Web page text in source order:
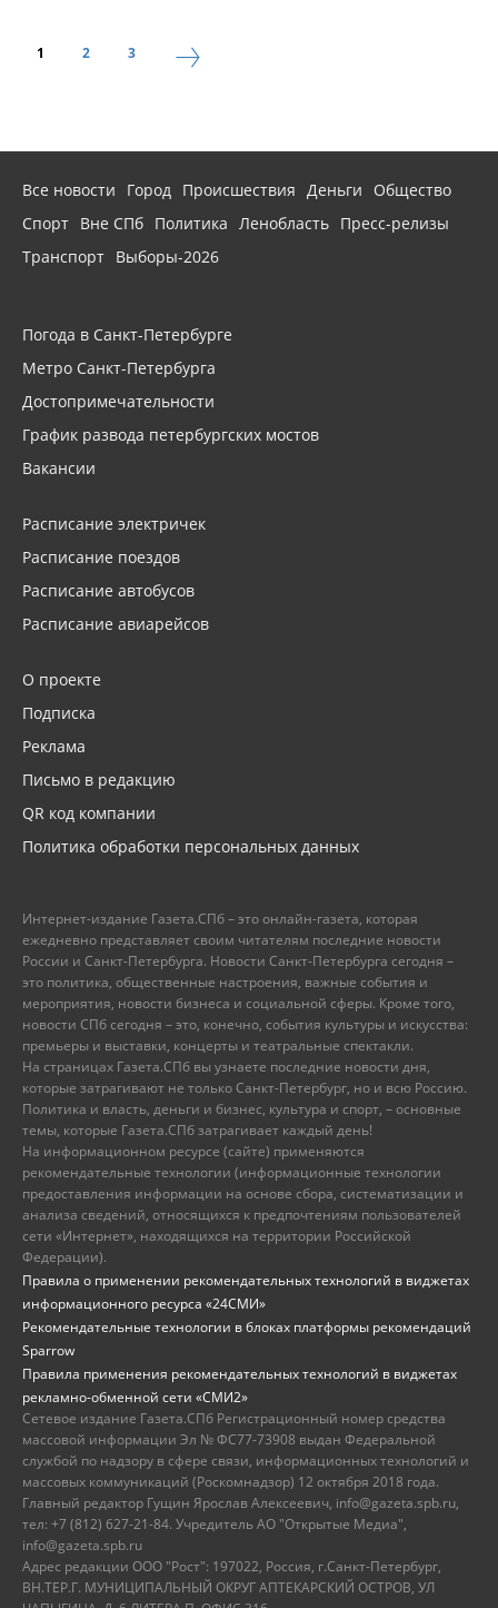
1 2 3
Все новости Город Происшествия Деньги
Общество
Спорт Вне СПб Политика Ленобласть Пресс-релизы
Транспорт Выборы-2026
Погода в Санкт-Петербурге
Метро Санкт-Петербурга
Достопримечательности
График развода петербургских мостов
Вакансии
Расписание электричек
Расписание поездов
Расписание автобусов
Расписание авиарейсов
О проекте
Подписка
Реклама
Письмо в редакцию
QR код компании
Политика обработки персональных данных
Интернет-издание Газета.СПб – это онлайн-газета, которая
ежедневно представляет своим читателям последние новости
России и Санкт-Петербурга. Новости Санкт-Петербурга сегодня –
это политика, общественные настроения, важные события и
мероприятия, новости бизнеса и социальной сферы. Кроме того,
новости СПб сегодня – это, конечно, события культуры и искусства:
премьеры и выставки, концерты и театральные спектакли.
На страницах Газета.СПб вы узнаете последние новости дня,
которые затрагивают не только Санкт-Петербург, но и всю Россию.
Политика и власть, деньги и бизнес, культура и спорт, – основные
темы, которые Газета.СПб затрагивает каждый день!
На информационном ресурсе (сайте) применяются
рекомендательные технологии (информационные технологии
предоставления информации на основе сбора, систематизации и
анализа сведений, относящихся к предпочтениям пользователей
сети «Интернет», находящихся на территории Российской
Федерации).
Правила о применении рекомендательных технологий в виджетах
информационного ресурса «24СМИ»
Рекомендательные технологии в блоках платформы рекомендаций
Sparrow
Правила применения рекомендательных технологий в виджетах
рекламно-обменной сети «СМИ2»
Сетевое издание Газета.СПб Регистрационный номер средства
массовой информации Эл № ФС77-73908 выдан Федеральной
службой по надзору в сфере связи, информационных технологий и
массовых коммуникаций (Роскомнадзор) 12 октября 2018 года.
Главный редактор Гущин Ярослав Алексеевич, info@gazeta.spb.ru,
тел: +7 (812) 627-21-84. Учредитель АО "Открытые Медиа",
info@gazeta.spb.ru
Адрес редакции ООО "Рост": 197022, Россия, г.Санкт-Петербург,
ВН.ТЕР.Г. МУНИЦИПАЛЬНЫЙ ОКРУГ АПТЕКАРСКИЙ ОСТРОВ, УЛ